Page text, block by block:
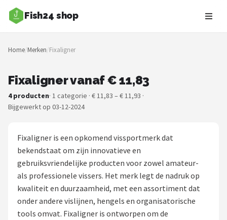
Fish24 shop
Zoeken
NAVIGATIE
Merken
Hengelsoorten
Hengels
Molens
Home/Merken/Fixaligner
Fixaligner vanaf € 11,83
4 producten· 1 categorie · € 11,83 – € 11,93 ·
Bijgewerkt op 03-12-2024
Fixaligner is een opkomend vissportmerk dat
bekendstaat om zijn innovatieve en
gebruiksvriendelijke producten voor zowel amateur-
als professionele vissers. Het merk legt de nadruk op
kwaliteit en duurzaamheid, met een assortiment dat
onder andere vislijnen, hengels en organisatorische
tools omvat. Fixaligner is ontworpen om de